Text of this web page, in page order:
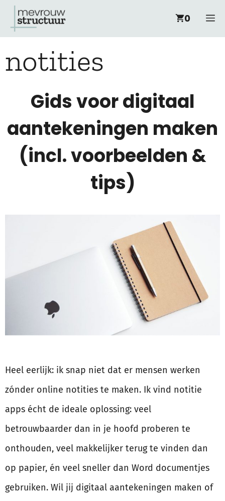
naar
inhoud
0
notities
Gids voor digitaal
aantekeningen maken
(incl. voorbeelden &
tips)
Heel eerlijk: ik snap niet dat er mensen werken
zónder online notities te maken. Ik vind notitie
apps écht de ideale oplossing: veel
betrouwbaarder dan in je hoofd proberen te
onthouden, veel makkelijker terug te vinden dan
op papier, én veel sneller dan Word documentjes
gebruiken. Wil jij digitaal aantekeningen maken of